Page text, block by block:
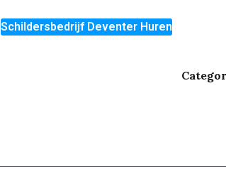
Schildersbedrijf Deventer Huren